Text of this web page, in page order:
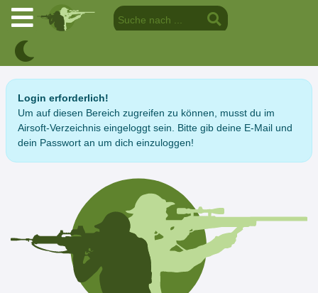
Login erforderlich!
Um auf diesen Bereich zugreifen zu können, musst du im
Airsoft-Verzeichnis eingeloggt sein. Bitte gib deine E-Mail und
dein Passwort an um dich einzuloggen!